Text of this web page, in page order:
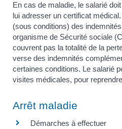
En cas de maladie, le salarié
lui adresser un certificat
(sous conditions) des
organisme de Sécurité sociale
couvrent pas la totalité de la
verse des indemnités
certaines conditions. Le salarié
visites médicales, pour
Arrêt maladie
Démarches à effectuer